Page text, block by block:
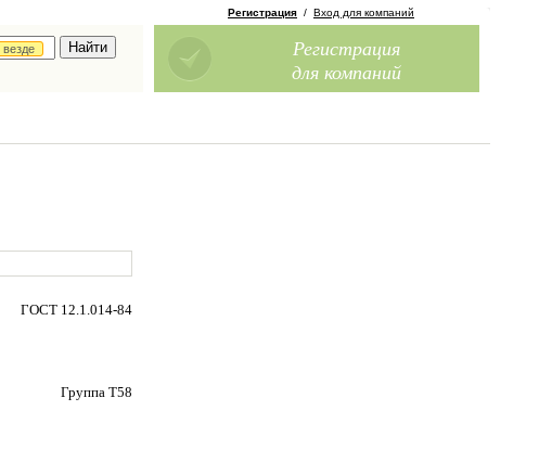
везде
Регистрация / Вход для компаний
Регистрация
для компаний
ГОСТ 12.1.014-84
Группа Т58